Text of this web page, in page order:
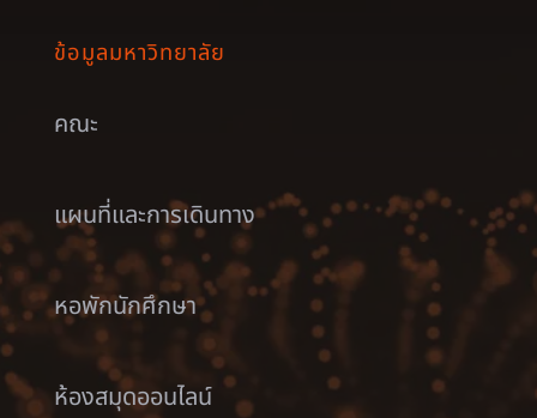
ข้อมูลมหาวิทยาลัย
คณะ
แผนที่และการเดินทาง
หอพักนักศึกษา
ห้องสมุดออนไลน์